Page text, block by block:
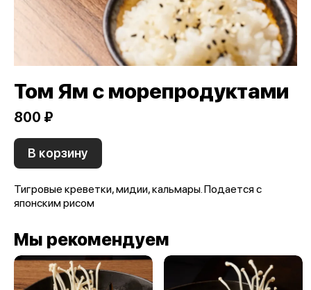
Том Ям с морепродуктами
800 ₽
В корзину
Тигровые креветки, мидии, кальмары. Подается с
японским рисом
Мы рекомендуем